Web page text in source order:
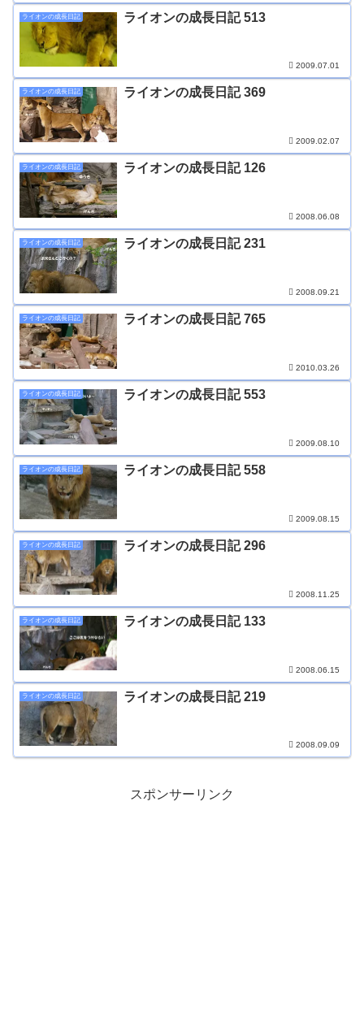
ライオンの成長日記 ライオンの成長日記 513
2009.07.01
ライオンの成長日記 ライオンの成長日記 369
2009.02.07
ライオンの成長日記 ライオンの成長日記 126
2008.06.08
ライオンの成長日記 ライオンの成長日記 231
2008.09.21
ライオンの成長日記 ライオンの成長日記 765
2010.03.26
ライオンの成長日記 ライオンの成長日記 553
2009.08.10
ライオンの成長日記 ライオンの成長日記 558
2009.08.15
ライオンの成長日記 ライオンの成長日記 296
2008.11.25
ライオンの成長日記 ライオンの成長日記 133
2008.06.15
ライオンの成長日記 ライオンの成長日記 219
2008.09.09
スポンサーリンク